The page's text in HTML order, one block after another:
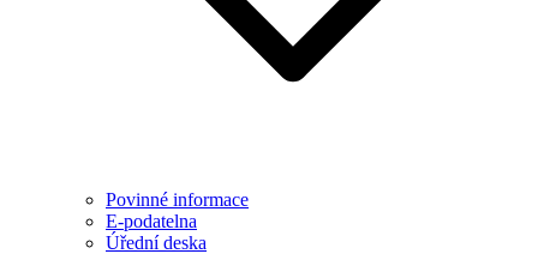
Povinné informace
E-podatelna
Úřední deska